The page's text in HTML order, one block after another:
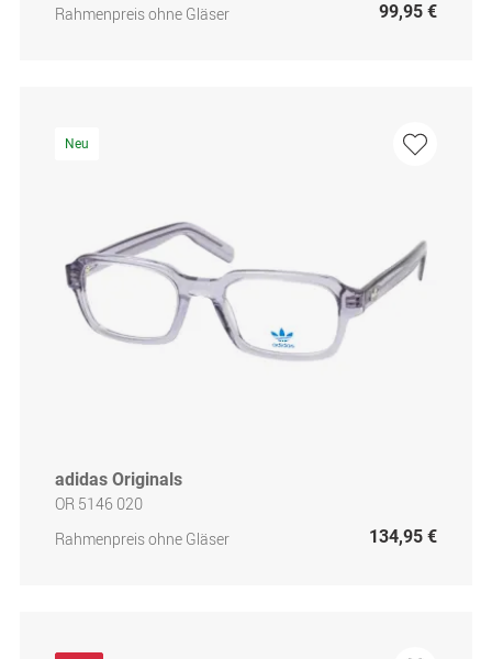
Rahmenpreis ohne Gläser
99,95 €
Neu
adidas Originals
OR 5146 020
Rahmenpreis ohne Gläser
134,95 €